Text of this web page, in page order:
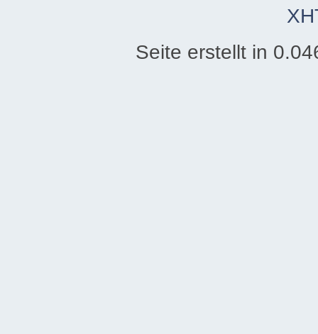
Seite erstellt in